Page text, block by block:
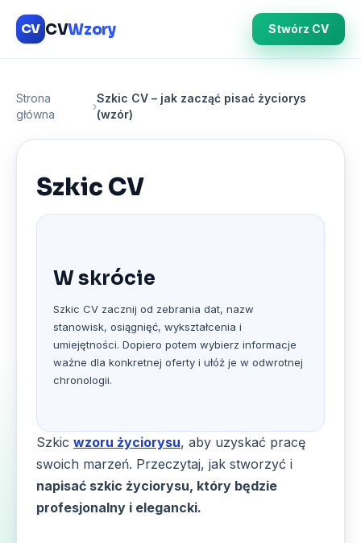
CV CVWzory Stwórz CV
Strona
główna
›
Szkic CV – jak zacząć pisać życiorys
(wzór)
Szkic CV
W skrócie
Szkic CV zacznij od zebrania dat, nazw
stanowisk, osiągnięć, wykształcenia i
umiejętności. Dopiero potem wybierz informacje
ważne dla konkretnej oferty i ułóż je w odwrotnej
chronologii.
Szkic wzoru życiorysu, aby uzyskać pracę
swoich marzeń. Przeczytaj, jak stworzyć i
napisać szkic życiorysu, który będzie
profesjonalny i elegancki.